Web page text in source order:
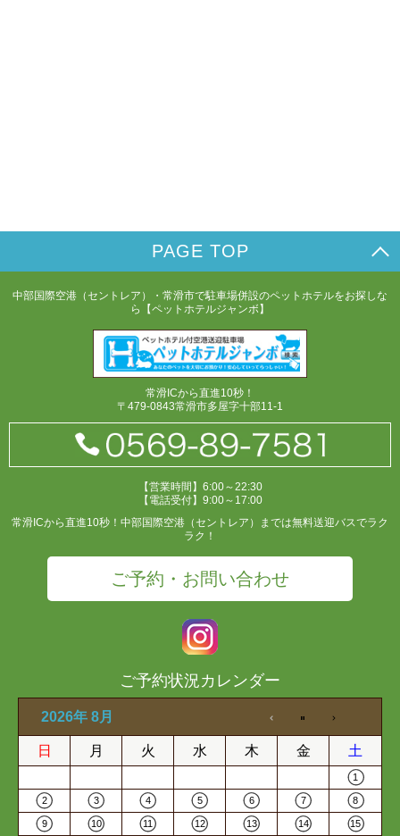
PAGE TOP
中部国際空港（セントレア）・常滑市で駐車場併設のペットホテルをお探しな
ら【ペットホテルジャンボ】
常滑ICから直進10秒！
〒479-0843常滑市多屋字十部11-1
【営業時間】6:00～22:30
【電話受付】9:00～17:00
常滑ICから直進10秒！中部国際空港（セントレア）までは無料送迎バスでラク
ラク！
ご予約・お問い合わせ
ご予約状況カレンダー
2026年 8月
日 月 火 水 木 金 土
1
2 3 4 5 6 7 8
9 10 11 12 13 14 15